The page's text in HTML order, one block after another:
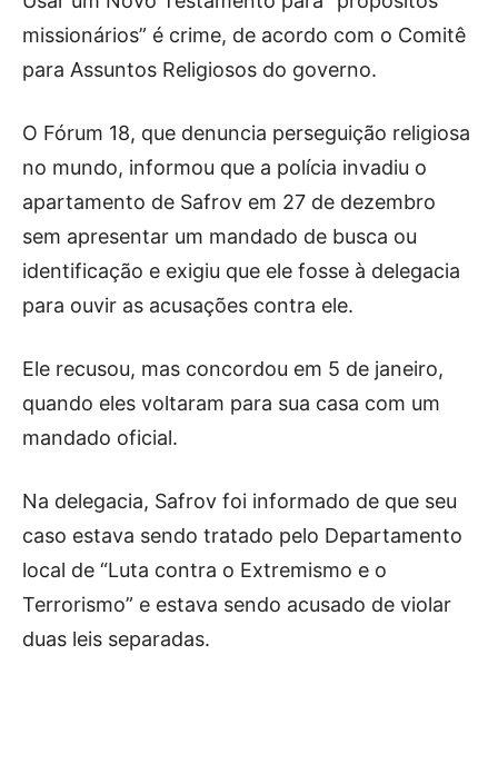
missionários” é crime, de acordo com o Comitê
para Assuntos Religiosos do governo.
O Fórum 18, que denuncia perseguição religiosa
no mundo, informou que a polícia invadiu o
apartamento de Safrov em 27 de dezembro
sem apresentar um mandado de busca ou
identificação e exigiu que ele fosse à delegacia
para ouvir as acusações contra ele.
Ele recusou, mas concordou em 5 de janeiro,
quando eles voltaram para sua casa com um
mandado oficial.
Na delegacia, Safrov foi informado de que seu
caso estava sendo tratado pelo Departamento
local de “Luta contra o Extremismo e o
Terrorismo” e estava sendo acusado de violar
duas leis separadas.